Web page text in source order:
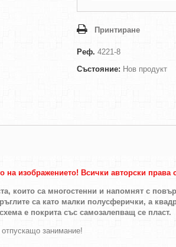
Принтиране
Реф. 4221-8
Състояние: Нов продукт
на изображението! Всички авторски права
които са многостенни и напомнят с
са като малки полусферички, а
е покрита със самозалепващ се пласт.
занимание!